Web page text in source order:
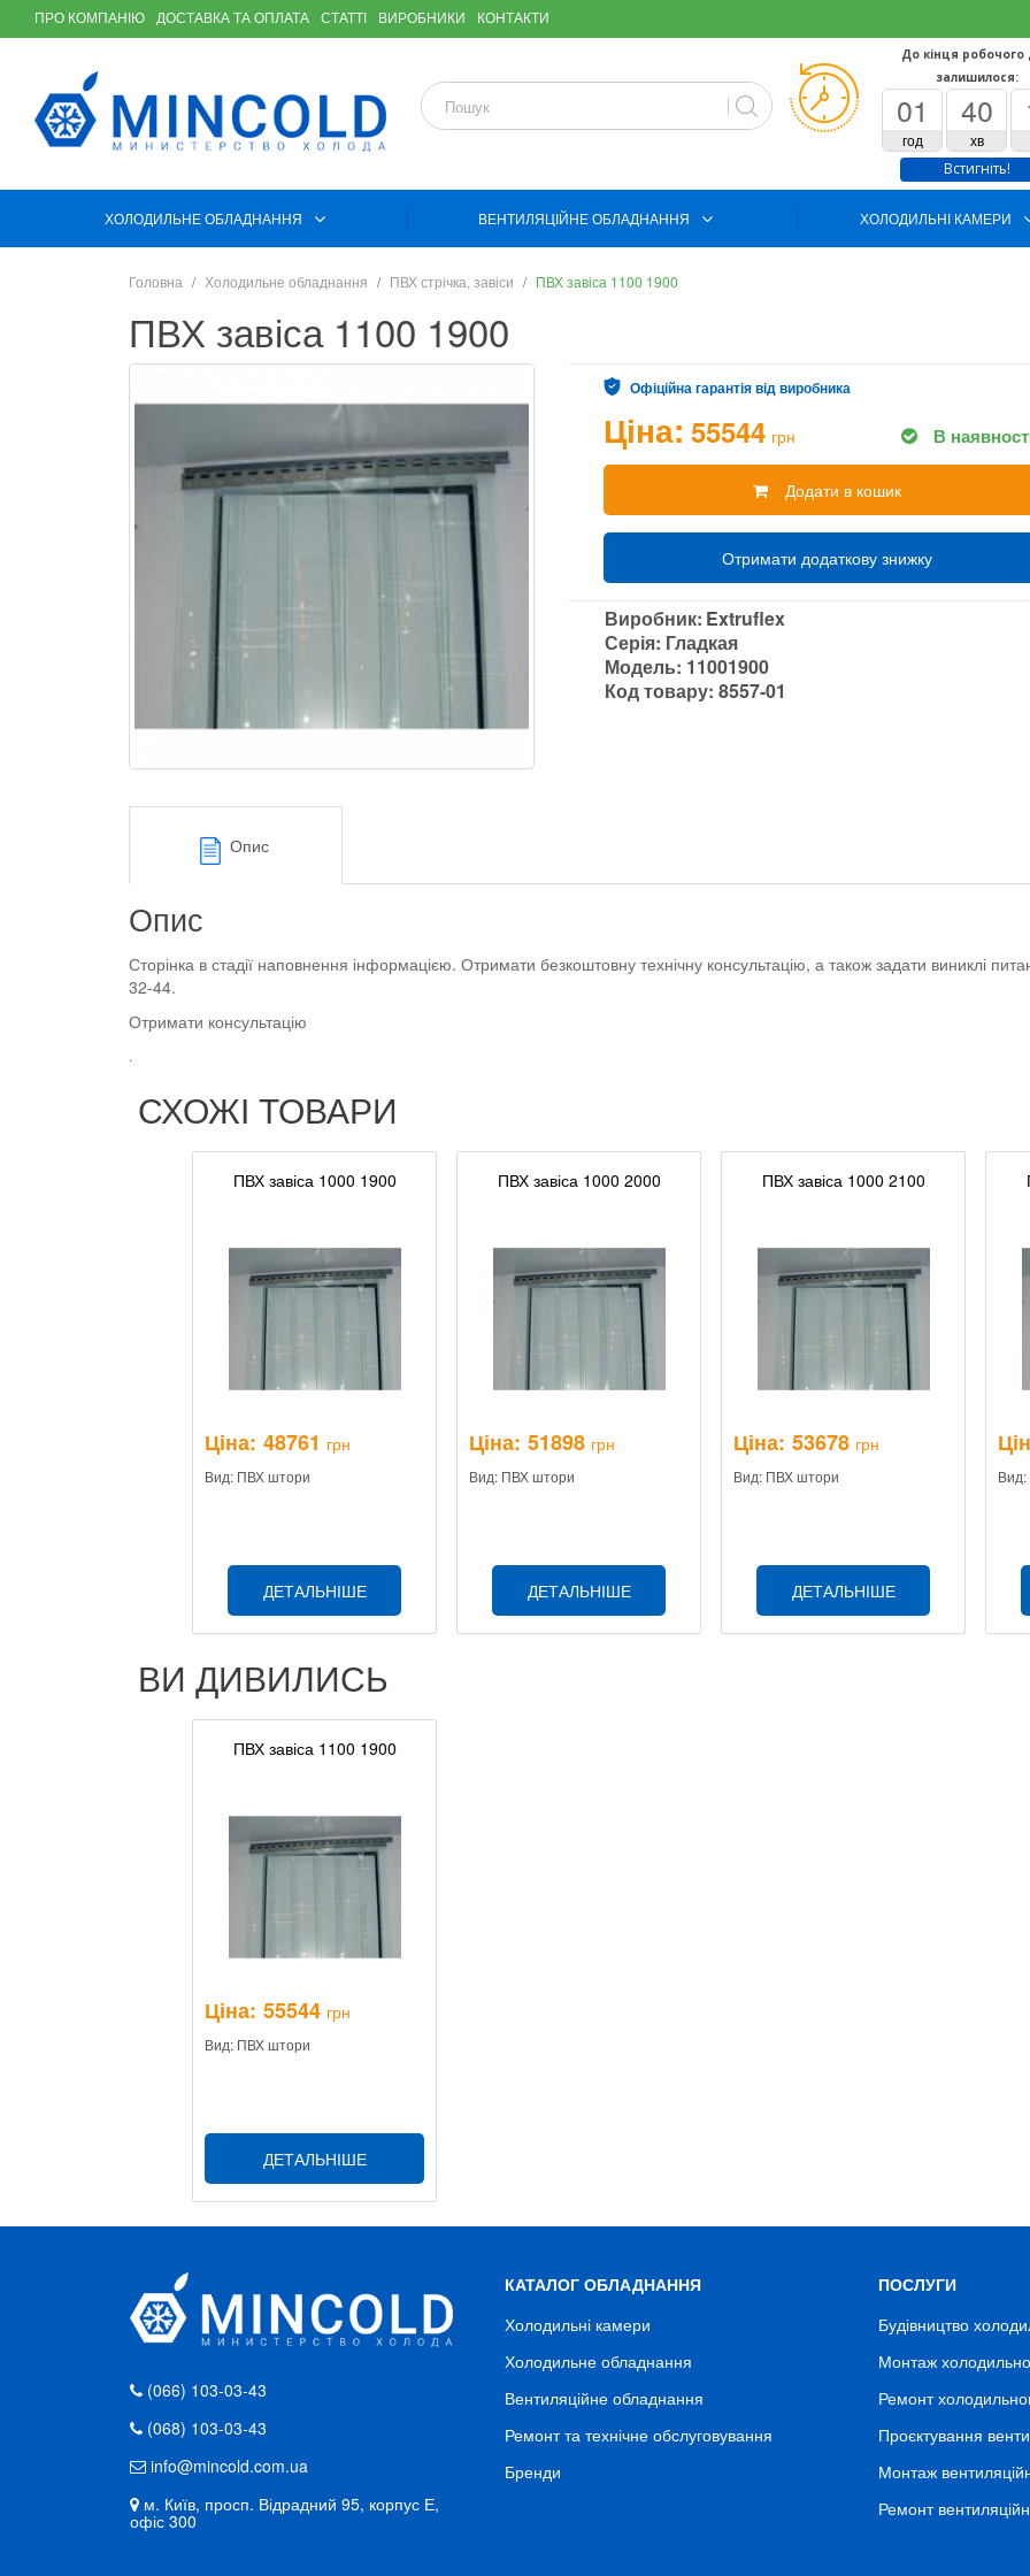
ПРО КОМПАНІЮ ДОСТАВКА ТА ОПЛАТА СТАТТІ ВИРОБНИКИ КОНТАКТИ
До кінця робочого
залишилося:
01
год
40
хв
Встигніть!
ХОЛОДИЛЬНЕ ОБЛАДНАННЯ ВЕНТИЛЯЦІЙНЕ ОБЛАДНАННЯ ХОЛОДИЛЬНІ КАМЕРИ
Головна Холодильне обладнання ПВХ стрічка, завіси ПВХ завіса 1100 1900
ПВХ завіса 1100 1900
Офіційна гарантія від виробника
Ціна: 55544 грн В
Додати в кошик
Отримати додаткову знижку
Виробник: Extruflex
Серія: Гладкая
Модель: 11001900
Код товару:8557-01
Опис
Опис
Сторінка в стадії наповнення інформацією. Отримати безкоштовну технічну консультацію, а також задати виниклі
32-44.
Отримати консультацію
.
СХОЖІ ТОВАРИ
ПВХ завіса 1000 1900
Ціна: 48761 грн
Вид: ПВХ штори
ДЕТАЛЬНІШЕ
ПВХ завіса 1000 2000
Ціна: 51898 грн
Вид: ПВХ штори
ДЕТАЛЬНІШЕ
ПВХ завіса 1000 2100
Ціна: 53678 грн
Вид: ПВХ штори
ДЕТАЛЬНІШЕ
ВИ ДИВИЛИСЬ
ПВХ завіса 1100 1900
Ціна: 55544 грн
Вид: ПВХ штори
ДЕТАЛЬНІШЕ
(066) 103-03-43
(068) 103-03-43
info@mincold.com.ua
м. Київ, просп. Відрадний 95, корпус Е,
офіс 300
КАТАЛОГ ОБЛАДНАННЯ
Холодильні камери
Холодильне обладнання
Вентиляційне обладнання
Ремонт та технічне обслуговування
Бренди
ПОСЛУГИ
Будівництво
Монтаж
Ремонт
Проєктування
Монтаж
Ремонт